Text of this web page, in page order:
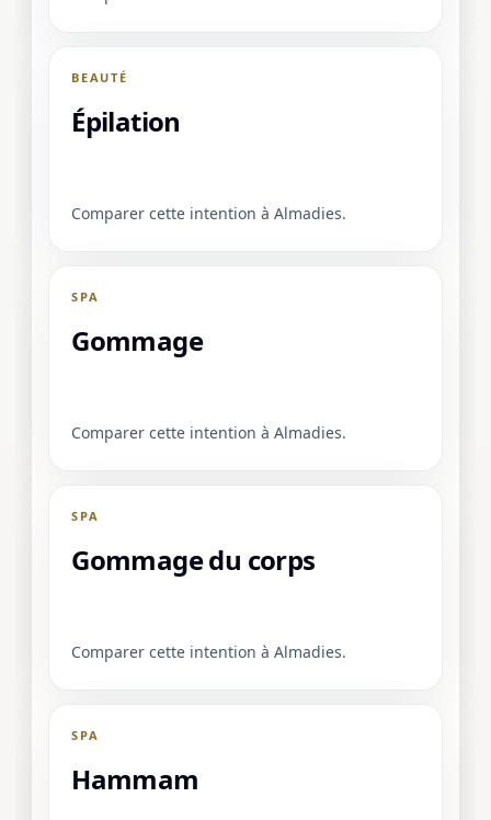
BEAUTÉ
Épilation
Comparer cette intention à Almadies.
SPA
Gommage
Comparer cette intention à Almadies.
SPA
Gommage du corps
Comparer cette intention à Almadies.
SPA
Hammam